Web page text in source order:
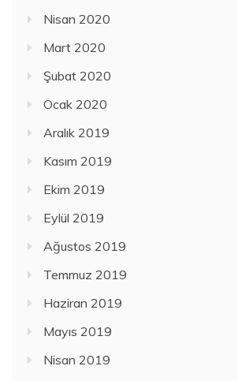
Nisan 2020
Mart 2020
Şubat 2020
Ocak 2020
Aralık 2019
Kasım 2019
Ekim 2019
Eylül 2019
Ağustos 2019
Temmuz 2019
Haziran 2019
Mayıs 2019
Nisan 2019